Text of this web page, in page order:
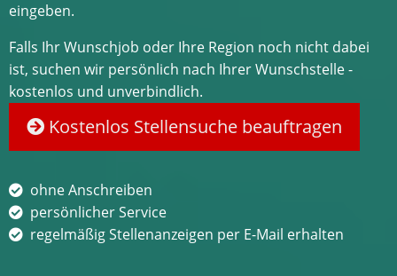
eingeben.
Falls Ihr Wunschjob oder Ihre Region noch nicht dabei
ist, suchen wir persönlich nach Ihrer Wunschstelle -
kostenlos und unverbindlich.
Kostenlos Stellensuche beauftragen
ohne Anschreiben
persönlicher Service
regelmäßig Stellenanzeigen per E-Mail erhalten